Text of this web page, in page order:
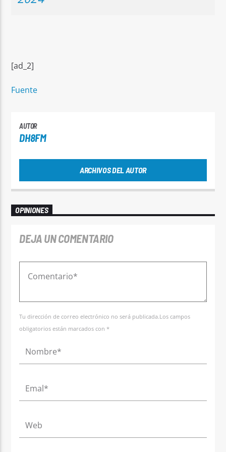
[ad_2]
Fuente
AUTOR
DH8FM
ARCHIVOS DEL AUTOR
OPINIONES
DEJA UN COMENTARIO
Tu dirección de correo electrónico no será publicada.Los campos
obligatorios están marcados con *